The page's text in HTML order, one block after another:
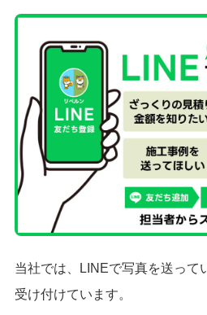
当社では、LINEで写真を送って
受け付けています。